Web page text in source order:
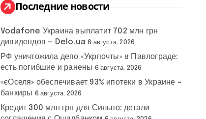
:
Последние новости
Vodafone Украина выплатит 702 млн грн
дивидендов — Delo.ua 6 августа, 2026
РФ уничтожила депо «Укрпочты» в Павлограде:
есть погибшие и ранены 6 августа, 2026
«єОселя» обеспечивает 93% ипотеки в Украине –
банкиры 6 августа, 2026
Кредит 300 млн грн для Сильпо: детали